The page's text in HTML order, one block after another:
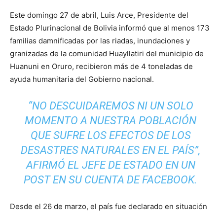
Este domingo 27 de abril, Luis Arce, Presidente del
Estado Plurinacional de Bolivia informó que al menos 173
familias damnificadas por las riadas, inundaciones y
granizadas de la comunidad Huayllatiri del municipio de
Huanuni en Oruro, recibieron más de 4 toneladas de
ayuda humanitaria del Gobierno nacional.
“NO DESCUIDAREMOS NI UN SOLO
MOMENTO A NUESTRA POBLACIÓN
QUE SUFRE LOS EFECTOS DE LOS
DESASTRES NATURALES EN EL PAÍS”,
AFIRMÓ EL JEFE DE ESTADO EN UN
POST EN SU CUENTA DE FACEBOOK.
Desde el 26 de marzo, el país fue declarado en situación